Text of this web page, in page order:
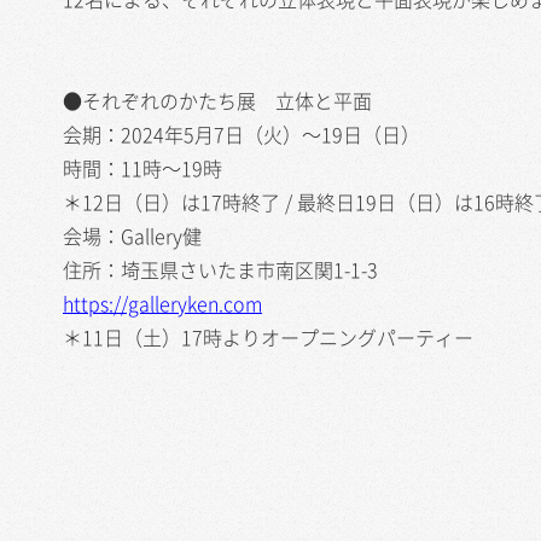
●それぞれのかたち展 立体と平面
会期：2024年5月7日（火）〜19日（日）
時間：11時〜19時
＊12日（日）は17時終了 / 最終日19日（日）は16時終
会場：Gallery健
住所：埼玉県さいたま市南区関1-1-3
https://galleryken.com
＊11日（土）17時よりオープニングパーティー